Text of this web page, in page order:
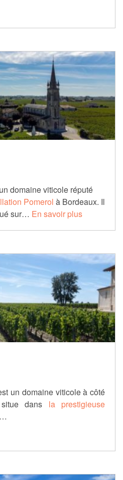
domaine viticole réputé
Pomerol à Bordeaux. Il
sur… En savoir plus
un domaine viticole à côté
dans la prestigieuse
…